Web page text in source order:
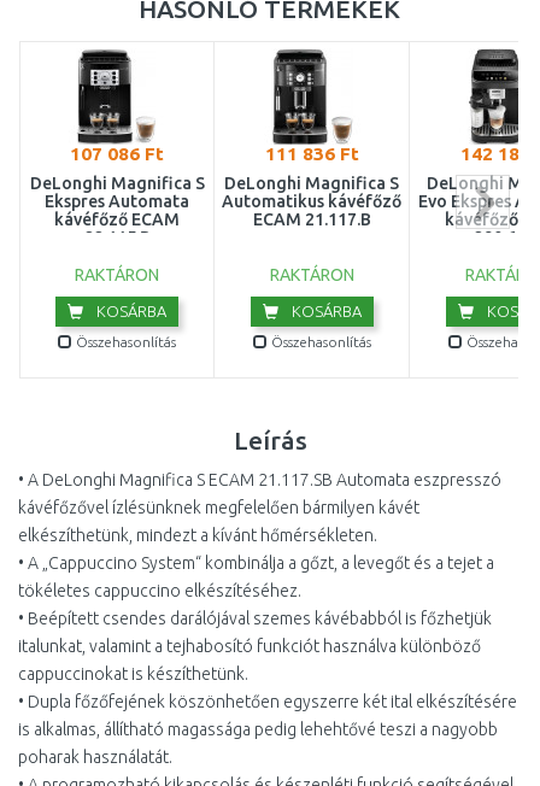
HASONLÓ TERMÉKEK
107 086 Ft
DeLonghi Magnifica S
Ekspres Automata
kávéfőző ECAM
22.115.B
RAKTÁRON
KOSÁRBA
Összehasonlítás
111 836 Ft
DeLonghi Magnifica S
Automatikus kávéfőző
ECAM 21.117.B
RAKTÁRON
KOSÁRBA
Összehasonlítás
142 189
DeLonghi
Evo Ekspres
kávéfőző
290.61.B
Leírás
• A DeLonghi Magnifica S ECAM 21.117.SB Automata eszpresszó
kávéfőzővel ízlésünknek megfelelően bármilyen kávét
elkészíthetünk, mindezt a kívánt hőmérsékleten.
• A „Cappuccino System“ kombinálja a gőzt, a levegőt és a tejet a
tökéletes cappuccino elkészítéséhez.
• Beépített csendes darálójával szemes kávébabból is főzhetjük
italunkat, valamint a tejhabosító funkciót használva különböző
cappuccinokat is készíthetünk.
• Dupla főzőfejének köszönhetően egyszerre két ital elkészítésére
is alkalmas, állítható magassága pedig lehehtővé teszi a nagyobb
poharak használatát.